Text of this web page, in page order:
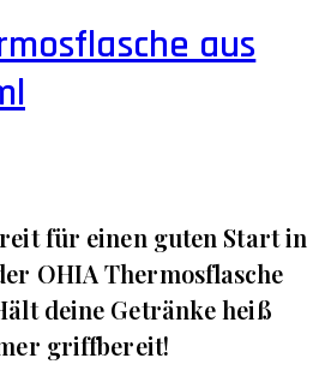
aus
für einen guten Start in
OHIA Thermosflasche
deine Getränke heiß
griffbereit!